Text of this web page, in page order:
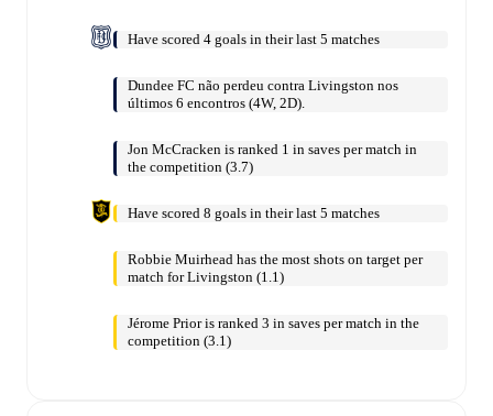
Have scored 4 goals in their last 5 matches
Dundee FC não perdeu contra Livingston nos
últimos 6 encontros (4W, 2D).
Jon McCracken is ranked 1 in saves per match in
the competition (3.7)
Have scored 8 goals in their last 5 matches
Robbie Muirhead has the most shots on target per
match for Livingston (1.1)
Jérome Prior is ranked 3 in saves per match in the
competition (3.1)